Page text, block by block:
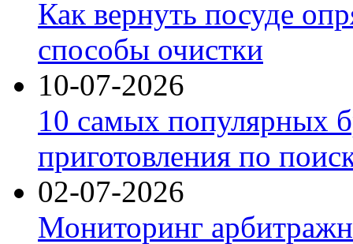
Как вернуть посуде
способы очистки
10-07-2026
10 самых популярных
приготовления по
02-07-2026
Мониторинг